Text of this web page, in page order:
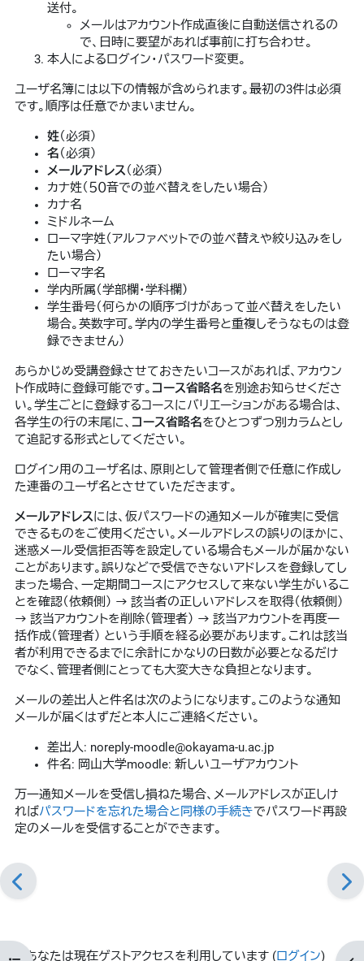
送付。
メールはアカウント作成直後に自動送信されるの
で、日時に要望があれば事前に打ち合わせ。
本人によるログイン・パスワード変更。
ユーザ名簿には以下の情報が含められます。最初の3件は必須
です。順序は任意でかまいません。
姓（必須）
名 （必須）
メールアドレス （必須）
カナ姓（５０音での並べ替えをしたい場合）
カナ名
ミドルネーム
ローマ字姓（アルファベットでの並べ替えや絞り込みをし
たい場合）
ローマ字名
学内所属（学部欄・学科欄）
学生番号（何らかの順序づけがあって並べ替えをしたい
場合。英数字可。学内の学生番号と重複しそうなものは登
録できません）
あらかじめ受講登録させておきたいコースがあれば、アカウン
ト作成時に登録可能です。 コース省略名を別途お知らせくださ
い。学生ごとに登録するコースにバリエーションがある場合は、
各学生の行の末尾に、 コース省略名をひとつずつ別カラムとし
て追記する形式としてください。
ログイン用のユーザ名は、原則として管理者側で任意に作成し
た連番のユーザ名とさせていただきます。
メールアドレス には、仮パスワードの通知メールが確実に受信
できるものをご使用ください。メールアドレスの誤りのほかに、
迷惑メール受信拒否等を設定している場合もメールが届かない
ことがあります。誤りなどで受信できないアドレスを登録してし
まった場合、一定期間コースにアクセスして来ない学生がいるこ
とを確認（依頼側） → 該当者の正しいアドレスを取得（依頼側）
→ 該当アカウントを削除（管理者） → 該当アカウントを再度一
括作成（管理者） という手順を経る必要があります。これは該当
者が利用できるまでに余計にかなりの日数が必要となるだけ
でなく、管理者側にとっても大変大きな負担となります。
メールの差出人と件名は次のようになります。このような通知
メールが届くはずだと本人にご連絡ください。
差出人: noreply-moodle@okayama-u.ac.jp
件名: 岡山大学moodle: 新しいユーザアカウント
万一通知メールを受信し損ねた場合、メールアドレスが正しけ
ればパスワードを忘れた場合と同様の手続きでパスワード再設
定のメールを受信することができます。
あなたは現在ゲストアクセスを利用しています (ログイン)